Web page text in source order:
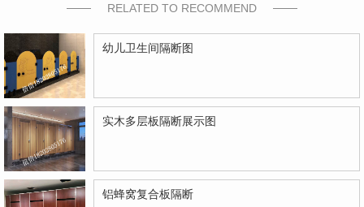
RELATED TO RECOMMEND
幼儿卫生间隔断图
实木多层板隔断展示图
铝蜂窝复合板隔断